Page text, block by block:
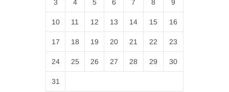
3 4 5 6 7 8 9
10 11 12 13 14 15 16
17 18 19 20 21 22 23
24 25 26 27 28 29 30
31